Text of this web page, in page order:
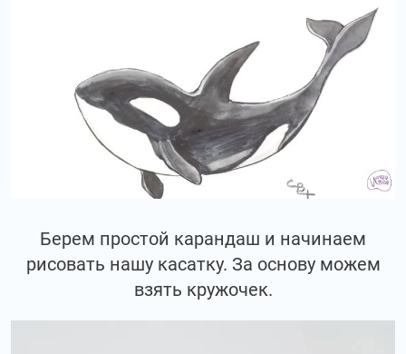
Берем простой карандаш и начинаем
рисовать нашу касатку. За основу можем
взять кружочек.